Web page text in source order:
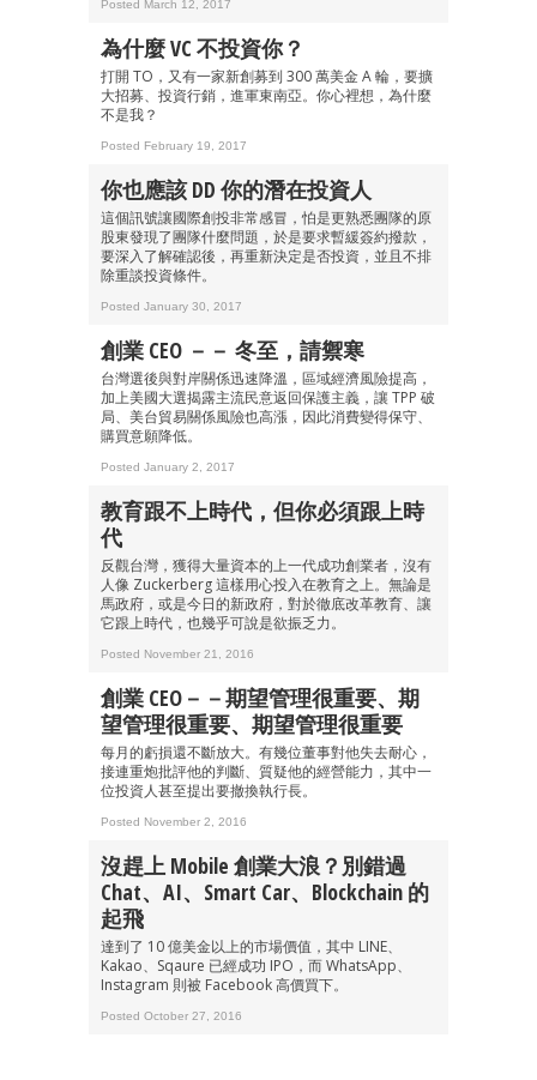
Posted March 12, 2017
為什麼 VC 不投資你？
打開 TO，又有一家新創募到 300 萬美金 A 輪，要擴
大招募、投資行銷，進軍東南亞。你心裡想，為什麼
不是我？
Posted February 19, 2017
你也應該 DD 你的潛在投資人
這個訊號讓國際創投非常感冒，怕是更熟悉團隊的原
股東發現了團隊什麼問題，於是要求暫緩簽約撥款，
要深入了解確認後，再重新決定是否投資，並且不排
除重談投資條件。
Posted January 30, 2017
創業 CEO －－ 冬至，請禦寒
台灣選後與對岸關係迅速降溫，區域經濟風險提高，
加上美國大選揭露主流民意返回保護主義，讓 TPP 破
局、美台貿易關係風險也高漲，因此消費變得保守、
購買意願降低。
Posted January 2, 2017
教育跟不上時代，但你必須跟上時
代
反觀台灣，獲得大量資本的上一代成功創業者，沒有
人像 Zuckerberg 這樣用心投入在教育之上。無論是
馬政府，或是今日的新政府，對於徹底改革教育、讓
它跟上時代，也幾乎可說是欲振乏力。
Posted November 21, 2016
創業 CEO－－期望管理很重要、期
望管理很重要、期望管理很重要
每月的虧損還不斷放大。有幾位董事對他失去耐心，
接連重炮批評他的判斷、質疑他的經營能力，其中一
位投資人甚至提出要撤換執行長。
Posted November 2, 2016
沒趕上 Mobile 創業大浪？別錯過
Chat、AI、Smart Car、Blockchain 的
起飛
達到了 10 億美金以上的市場價值，其中 LINE、
Kakao、Sqaure 已經成功 IPO，而 WhatsApp、
Instagram 則被 Facebook 高價買下。
Posted October 27, 2016
箱！